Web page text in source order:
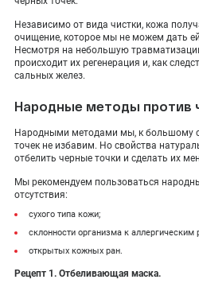
Независимо от вида чистки, кожа
очищение, которое мы не можем дать
Несмотря на небольшую
происходит их регенерация и, как
сальных желез.
Народные методы против
Народными методами мы, к большому
точек не избавим. Но свойства
отбелить черные точки и сделать их
Мы рекомендуем пользоваться
отсутствия:
сухого типа кожи;
склонности организма к аллергическим
открытых кожных ран.
Рецепт 1. Отбеливающая маска.